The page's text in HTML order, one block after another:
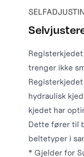
trenger ikke
hydraulisk
kjedet har
Dette fører til
beltetyper i
* Gjelder for